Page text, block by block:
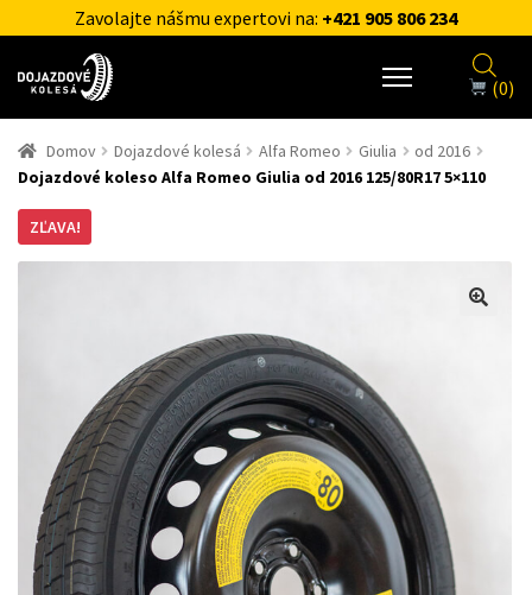
Zavolajte nášmu expertovi na: +421 905 806 234
(0)
Domov Dojazdové kolesá Alfa Romeo Giulia
od 2016
Dojazdové koleso Alfa Romeo Giulia od 2016 125/80R17 5×110
ZĽAVA!